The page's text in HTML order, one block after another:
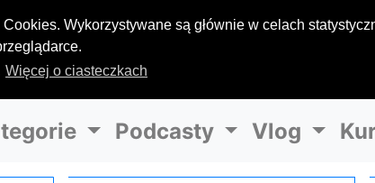
Wykorzystywane są głównie w celach
Więcej o ciasteczkach
Podcasty Vlog